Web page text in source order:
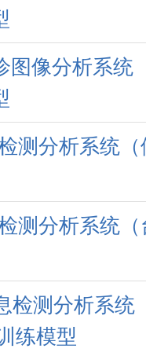
图像分析系统
测分析系统
测分析系统
检测分析系统
练模型